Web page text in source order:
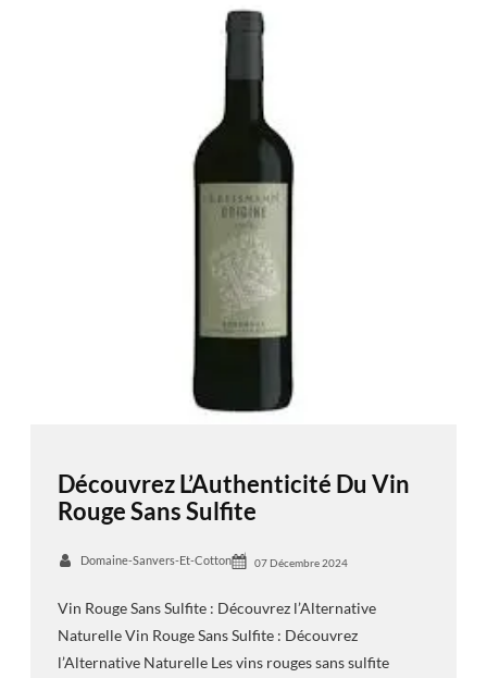
Découvrez L’Authenticité Du Vin
Rouge Sans Sulfite
Domaine-Sanvers-Et-Cotton 07 Décembre 2024
Vin Rouge Sans Sulfite : Découvrez l’Alternative
Naturelle Vin Rouge Sans Sulfite : Découvrez
l’Alternative Naturelle Les vins rouges sans sulfite